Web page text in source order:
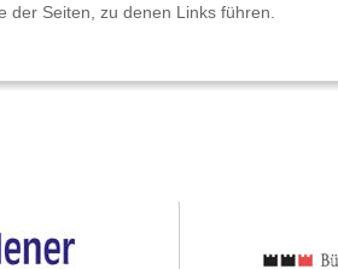
Seiten, zu denen Links führen.